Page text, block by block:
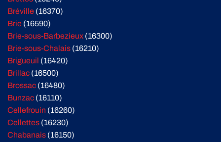
Bréville (16370)
Brie (16590)
Brie-sous-Barbezieux (16300)
Brie-sous-Chalais (16210)
Brigueuil (16420)
Brillac (16500)
Brossac (16480)
Bunzac (16110)
Cellefrouin (16260)
Cellettes (16230)
Chabanais (16150)